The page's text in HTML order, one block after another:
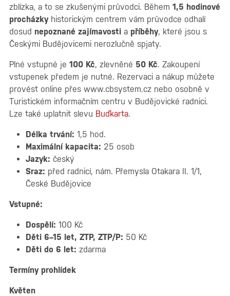
zblízka, a to se zkušenými průvodci. Během 1,5 hodinové
procházkyhistorickým centrem vám průvodce odhalí
dosud nepoznané zajímavosti a příběhy, které jsou s
Českými Budějovicemi nerozlučně spjaty.
Plné vstupné je 100 Kč, zlevněné 50 Kč. Zakoupení
vstupenek předem je nutné. Rezervaci a nákup můžete
provést online přes www.cbsystem.cz nebo osobně v
Turistickém informačním centru v Budějovické radnici.
Lze také uplatnit slevu Buďkarta.
Délka trvání: 1,5 hod.
Maximální kapacita: 25 osob
Jazyk: český
Sraz: před radnicí, nám. Přemysla Otakara II. 1/1,
České Budějovice
Vstupné:
Dospělí: 100 Kč
Děti 6–15 let, ZTP, ZTP/P: 50 Kč
Děti do 6 let: zdarma
Termíny prohlídek
Květen